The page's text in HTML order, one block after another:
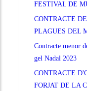
FESTIVAL DE
CONTRACTE
PLAGUES DEL
Contracte menor
gel Nadal 2023
CONTRACTE
FORJAT DE LA